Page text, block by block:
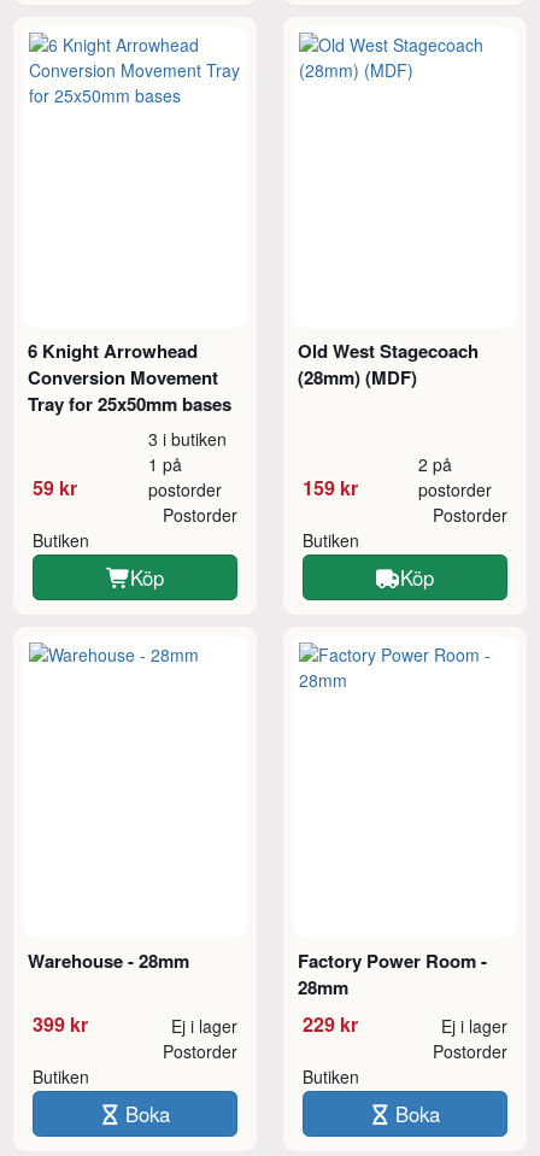
6 Knight Arrowhead
Conversion Movement
Tray for 25x50mm bases
59 kr
3 i butiken
1 på
postorder
Butiken
Postorder
Köp
Old West Stagecoach
(28mm) (MDF)
159 kr
2 på
postorder
Butiken
Postorder
Köp
Warehouse - 28mm
399 kr Ej i lager
Butiken
Postorder
Boka
Factory Power Room -
28mm
229 kr Ej i lager
Butiken
Postorder
Boka